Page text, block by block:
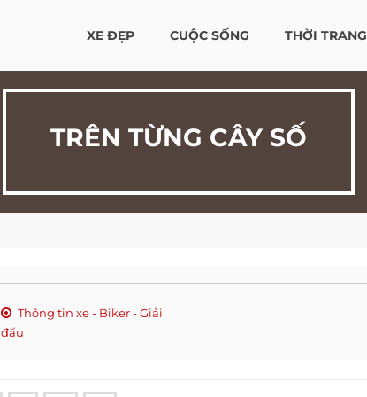
XE ĐẸP CUỘC SỐNG THỜI TRANG
TRÊN TỪNG CÂY SỐ
Thông tin xe - Biker - Giải
đấu